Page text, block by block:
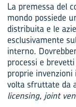
La premessa del
mondo possiede
distribuita e le
esclusivamente
interno.
processi e
proprie invenzioni
volta sfruttate da
licensing, joint